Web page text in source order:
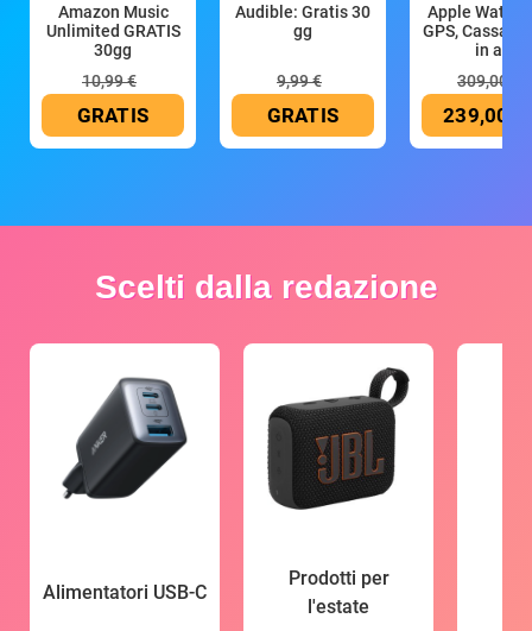
Amazon Music
Unlimited GRATIS
30gg
10,99 €
GRATIS
Audible: Gratis 30
gg
9,99 €
GRATIS
Apple Watch
GPS, Cassa
in all
309,00 €
239,00 €
Scelti dalla redazione
Alimentatori USB-C
Prodotti per
l'estate